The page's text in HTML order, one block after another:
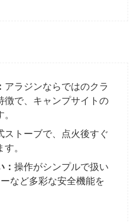
アラジンならではのクラ
徴で、キャンプサイトの
ストーブで、点火後すぐ
。
操作がシンプルで扱い
など多彩な安全機能を